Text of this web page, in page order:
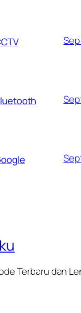
Terbaru dan